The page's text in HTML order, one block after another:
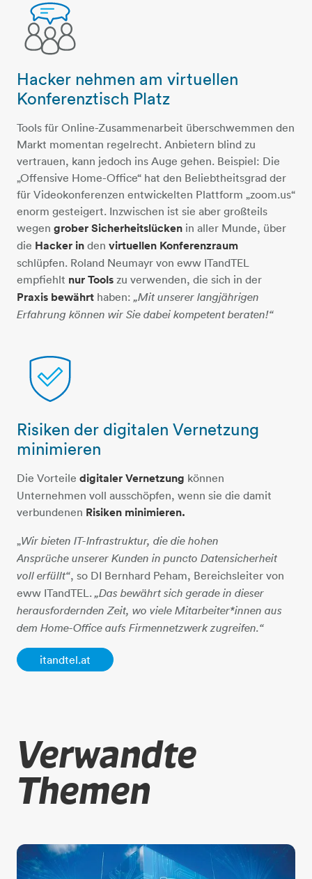
personen-unterhaltung
Hacker nehmen am virtuellen
Konferenztisch Platz
Tools für Online-Zusammenarbeit überschwemmen den
Markt momentan regelrecht. Anbietern blind zu
vertrauen, kann jedoch ins Auge gehen. Beispiel: Die
„Offensive Home-Office“ hat den Beliebtheitsgrad der
für Videokonferenzen entwickelten Plattform „zoom.us“
enorm gesteigert. Inzwischen ist sie aber großteils
wegen grober Sicherheitslücken in aller Munde, über
die Hacker in den virtuellen Konferenzraum
schlüpfen. Roland Neumayr von eww ITandTEL
empfiehlt nur Tools zu verwenden, die sich in der
Praxis bewährt haben: „Mit unserer langjährigen
Erfahrung können wir Sie dabei kompetent beraten!“
schutzschild
Risiken der digitalen Vernetzung
minimieren
Die Vorteile digitaler Vernetzung können
Unternehmen voll ausschöpfen, wenn sie die damit
verbundenen Risiken minimieren.
„Wir bieten IT-Infrastruktur, die die hohen
Ansprüche unserer Kunden in puncto Datensicherheit
voll erfüllt“, so DI Bernhard Peham, Bereichsleiter von
eww ITandTEL. „Das bewährt sich gerade in dieser
herausfordernden Zeit, wo viele Mitarbeiter*innen aus
dem Home-Office aufs Firmennetzwerk zugreifen.“
itandtel.at
Verwandte
Themen